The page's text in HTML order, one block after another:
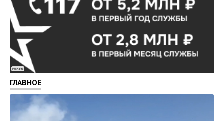
Реклама
ГЛАВНОЕ